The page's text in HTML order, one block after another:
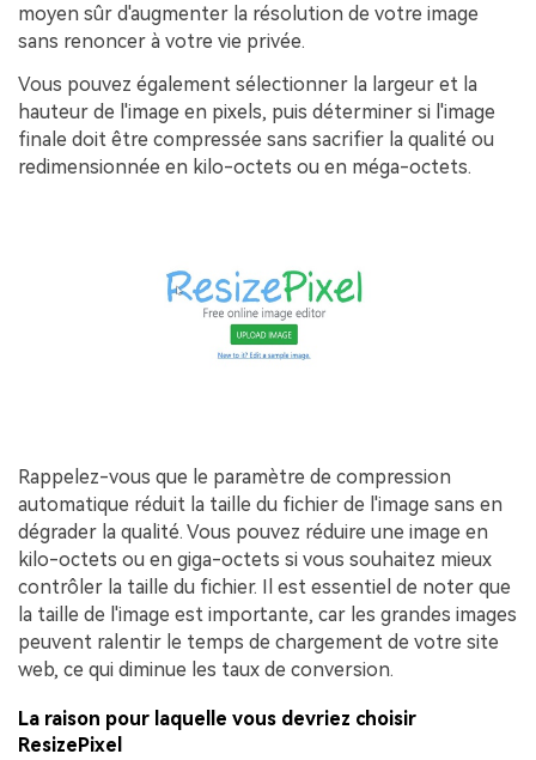
moyen sûr d'augmenter la résolution de votre image
sans renoncer à votre vie privée.
Vous pouvez également sélectionner la largeur et la
hauteur de l'image en pixels, puis déterminer si l'image
finale doit être compressée sans sacrifier la qualité ou
redimensionnée en kilo-octets ou en méga-octets.
Rappelez-vous que le paramètre de compression
automatique réduit la taille du fichier de l'image sans en
dégrader la qualité. Vous pouvez réduire une image en
kilo-octets ou en giga-octets si vous souhaitez mieux
contrôler la taille du fichier. Il est essentiel de noter que
la taille de l'image est importante, car les grandes images
peuvent ralentir le temps de chargement de votre site
web, ce qui diminue les taux de conversion.
La raison pour laquelle vous devriez choisir
ResizePixel